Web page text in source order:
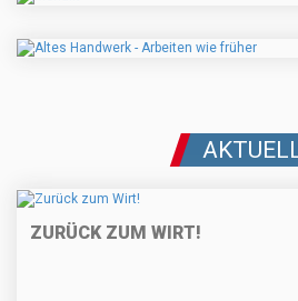
ZURÜCK ZUM WIRT!